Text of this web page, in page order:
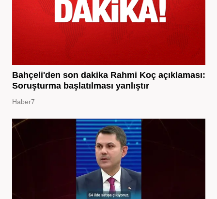
Bahçeli'den son dakika Rahmi Koç açıklaması:
Soruşturma başlatılması yanlıştır
Haber7